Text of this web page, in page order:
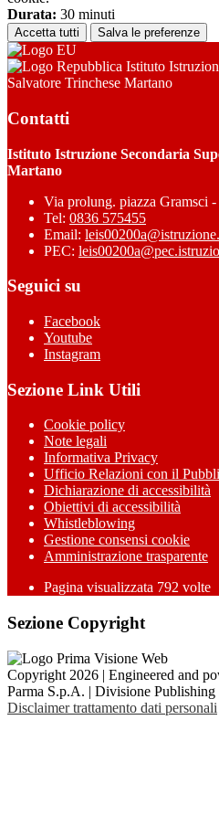
Durata: 30 minuti
Accetta tutti Salva le preferenze
Istituto
Salvatore Trinchese Martano
Contatti
Istituto Istruzione Secondaria
Martano
Via prolung. piazza
Tel: 0836 575455
Email:
PEC:
Seguici su
Facebook
Youtube
Instagram
Sezione Link Utili
Cookie policy
Note legali
Informativa Privacy
Ufficio Relazioni con il
Dichiarazione di accessibilità
Obiettivi di accessibilità
Whistleblowing
Gestione consensi cookie
Amministrazione trasparente
Pagina visualizzata 792 volte
Sezione Copyright
Copyright 2026 | Engineered and
Parma S.p.A. | Divisione
Disclaimer trattamento dati personali